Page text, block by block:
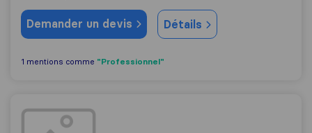
Demander un devis Détails
1 mentions comme "Professionnel"
Bourguignon Déménagement